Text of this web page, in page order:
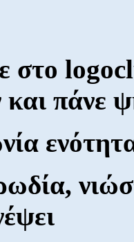
στο logo
και πάνε